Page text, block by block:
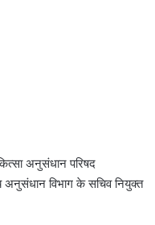
अनुसंधान परिषद
विभाग के सचिव नियुक्त